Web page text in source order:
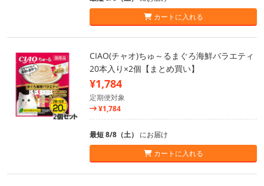
カートに入れる
CIAO(チャオ)ちゅ～るまぐろ海鮮バラエティ
20本入り×2個【まとめ買い】
¥1,784
定期便対象
¥1,784
最短 8/8（土） にお届け
カートに入れる